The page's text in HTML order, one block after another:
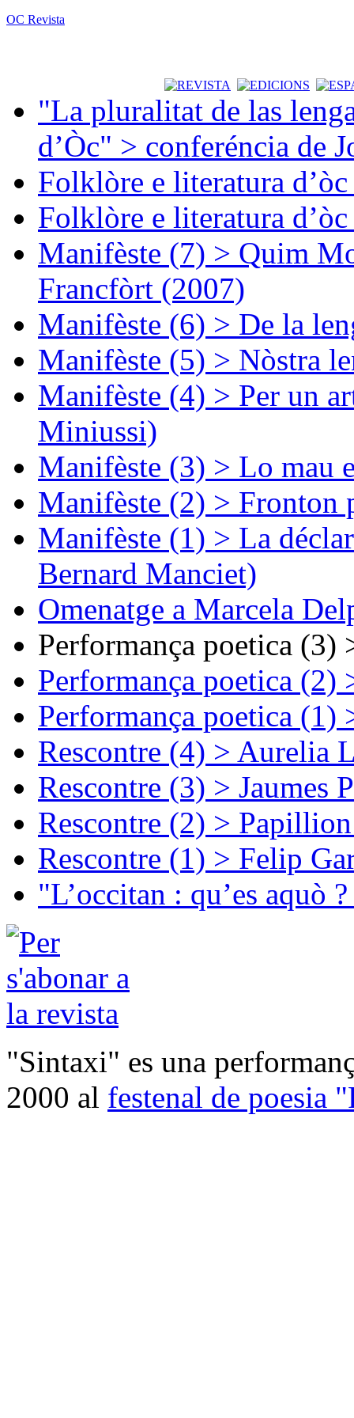
OC Revista
"La pluralitat de las
d’Òc" > conferéncia de
Folklòre e literatura
Folklòre e literatura
Manifèste (7) > Quim
Francfòrt (2007)
Manifèste (6) > De la
Manifèste (5) > Nòstra
Manifèste (4) > Per un
Miniussi)
Manifèste (3) > Lo mau
Manifèste (2) > Fronton
Manifèste (1) > La
Bernard Manciet)
Omenatge a Marcela
Performança poetica (3)
Performança poetica (2)
Performança poetica (1)
Rescontre (4) > Aurelia
Rescontre (3) > Jaumes
Rescontre (2) >
Rescontre (1) > Felip
"L’occitan : qu’es aquò
"Sintaxi" es una
2000 al festenal de poesia